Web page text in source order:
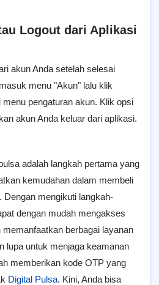
Logout dari Aplikasi
akun Anda setelah selesai
menu "Akun" lalu klik
pengaturan akun. Klik opsi
akun Anda keluar dari aplikasi.
adalah langkah pertama yang
kemudahan dalam membeli
Dengan mengikuti langkah-
dengan mudah mengakses
berbagai layanan
lupa untuk menjaga keamanan
memberikan kode OTP yang
Digital Pulsa. Kini, Anda bisa